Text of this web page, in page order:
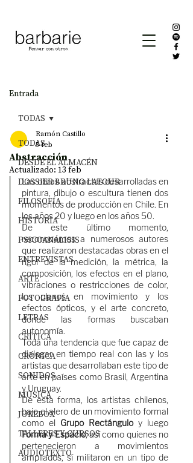
Entrada
TODAS
DESDE EL ALMACÉN
DOSSIER BRUNO LATOUR
FILOSOFÍA
HISTORIA
PSICOANÁLISIS
ENTREVISTAS
ARTE
FOTOGRAFÍA
LETRAS
CRÍTICA
CRÓNICA
SONIDOS
MÚSICA
JUKEBOX
TALLERES Y CURSOS
AUDIOTEXTO
TODAS
Abstracción
Ramón Castillo
5 feb
Actualizado: 13 feb
Las obras abstractas desarrolladas en
pintura, dibujo o escultura tienen dos
momentos de producción en Chile. En
los años 20 y luego en los años 50.
De este último momento,
reconocemos a numerosos autores
que realizaron destacadas obras en el
rigor de la medición, la métrica, la
composición, los efectos en el plano,
vibraciones o restricciones de color,
los planos en movimiento y los
efectos ópticos, y el arte concreto,
donde las formas buscaban
autonomía.
Toda una tendencia que fue capaz de
dialogar en tiempo real con las y los
artistas que desarrollaban este tipo de
arte en países como Brasil, Argentina
y Uruguay.
De esta forma, los artistas chilenos,
bajo el alero de un movimiento formal
como el Grupo Rectángulo
Forma y Espacio, así como quienes no
pertenecieron a movimientos
ampliados, sí militaron en un tipo de